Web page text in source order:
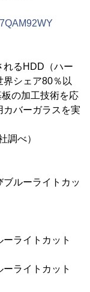
れるHDD（ハー
界シェア80％以
の加工技術を応
カバーガラスを実
調べ）
ルーライトカッ
ライトカット
ライトカット